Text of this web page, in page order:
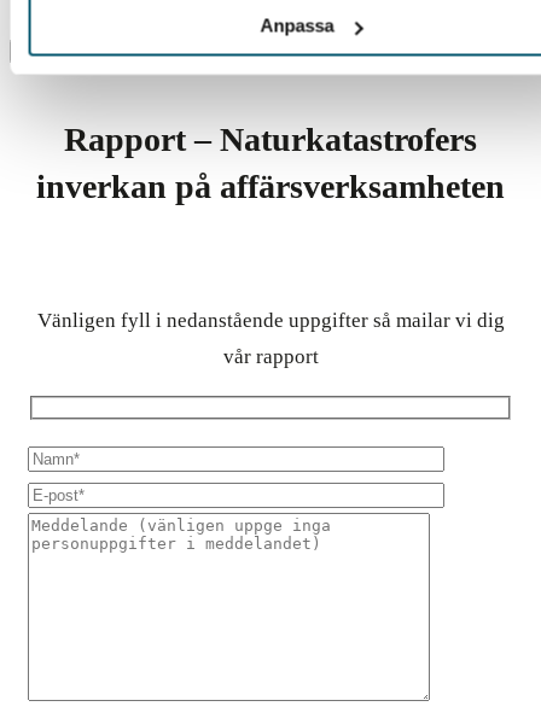
Anpassa
×
Rapport – Naturkatastrofers
inverkan på affärsverksamheten
Vänligen fyll i nedanstående uppgifter så mailar vi dig
vår rapport